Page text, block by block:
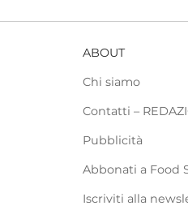
ABOUT
Chi siamo
Contatti –
Pubblicità
Abbonati a Food
Iscriviti alla